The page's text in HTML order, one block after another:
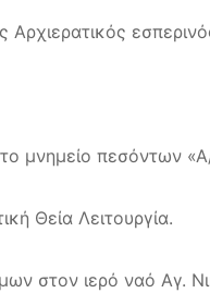
μνημείο πεσόντων
Θεία Λειτουργία.
στον ιερό ναό Αγ.